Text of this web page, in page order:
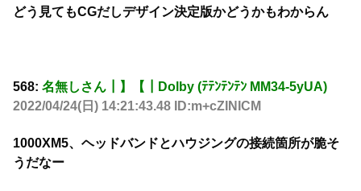
どう見てもCGだしデザイン決定版かどうかもわからん
568: 名無しさん┃】【┃Dolby (ﾃﾃﾝﾃﾝﾃﾝ MM34-5yUA)
2022/04/24(日) 14:21:43.48 ID:m+cZINICM
1000XM5、ヘッドバンドとハウジングの接続箇所が脆そ
うだなー